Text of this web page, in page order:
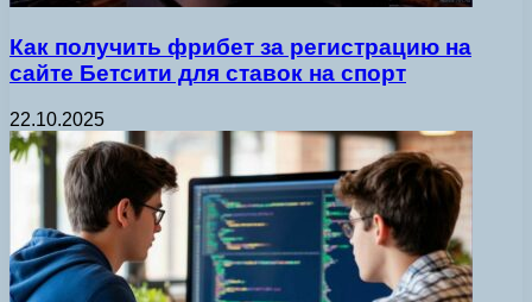
Как получить фрибет за регистрацию на
сайте Бетсити для ставок на спорт
22.10.2025